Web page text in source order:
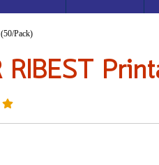
Pack)
RIBEST